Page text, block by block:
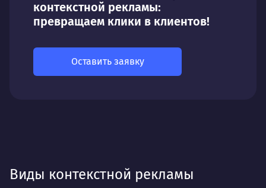
контекстной рекламы:
превращаем клики в клиентов!
Оставить заявку
Виды контекстной рекламы